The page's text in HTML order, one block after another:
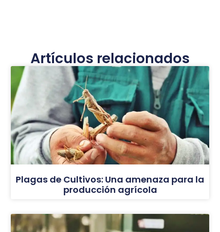
Artículos relacionados
Plagas de Cultivos: Una amenaza para la
producción agrícola